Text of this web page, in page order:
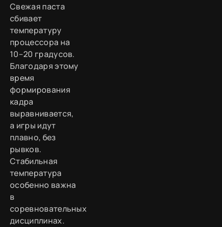
Свежая паста
сбивает
температуру
процессора на
10–20 градусов.
Благодаря этому
время
формирования
кадра
выравнивается,
а игры идут
плавно, без
рывков.
Стабильная
температура
особенно важна
в
соревновательных
дисциплинах.